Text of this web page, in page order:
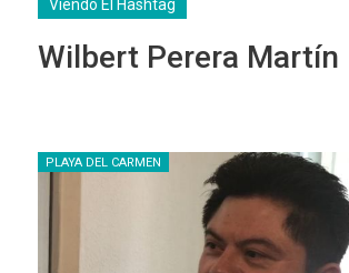
Viendo El Hashtag
Wilbert Perera Martín
PLAYA DEL CARMEN